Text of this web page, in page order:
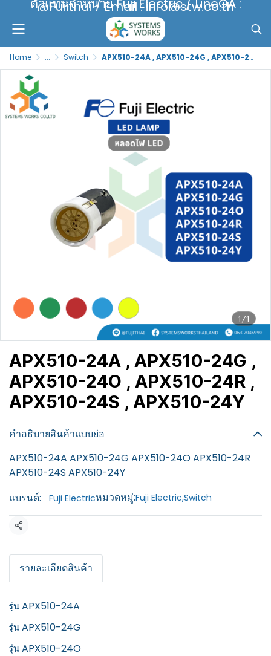
ตัวแทนจำหน่าย Fuji Electric / LineOA :
@Fujithai / Email : info@stw.co.th
Home ... Switch APX510-24A , APX510-24G , APX510-24O , APX510-24R , APX510-24S , APX510-24Y
1/1
APX510-24A , APX510-24G ,
APX510-24O , APX510-24R ,
APX510-24S , APX510-24Y
คำอธิบายสินค้าแบบย่อ
APX510-24A APX510-24G APX510-24O APX510-24R
APX510-24S APX510-24Y
แบรนด์:
Fuji Electricหมวดหมู่:Fuji Electric,Switch
แชร์
รายละเอียดสินค้า
รุ่น APX510-24A
รุ่น APX510-24G
รุ่น APX510-24O